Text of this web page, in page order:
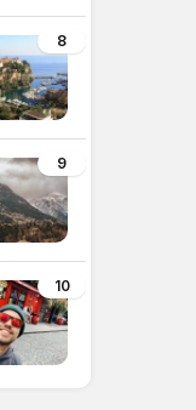
8
9
10